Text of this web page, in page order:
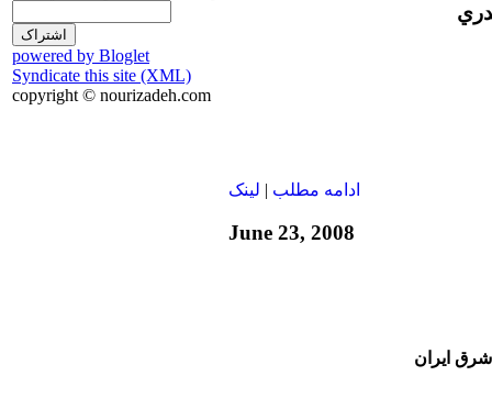
powered by Bloglet
Syndicate this site (XML)
copyright © nourizadeh.com
ادامه مطلب | لينک
June 23, 2008
ايران